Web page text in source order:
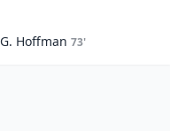
G. Hoffman 73'